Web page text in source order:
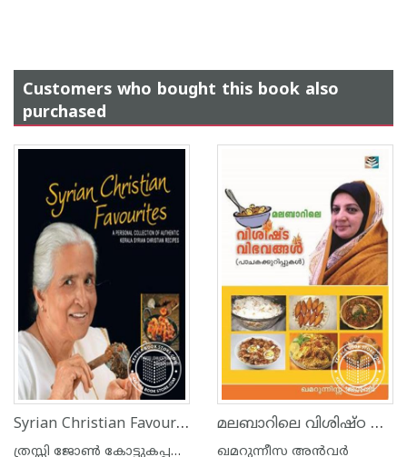
Customers who bought this book also
purchased
Syrian Christian Favourites
ത്രസ്സി ജോണ്‍ കോട്ടുകപ്പള്ളി
മലബാറിലെ വിശിഷ്ഠ വിഭവങ്ങള്‍
ഖമറുന്നീസ അന്‍‌വര്‍